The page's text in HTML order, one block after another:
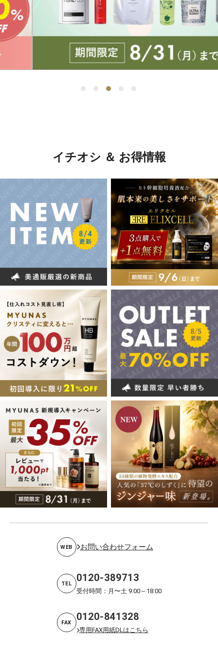
イチオシ ＆ お得情報
WEB お問い合わせフォーム
TEL 0120-389713
受付時間：月〜土 9:00～18:00
FAX 0120-841328
専用FAX用紙DLはこちら